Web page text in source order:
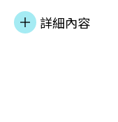
供就業機會。天
集》訪問，分享
詳細內容